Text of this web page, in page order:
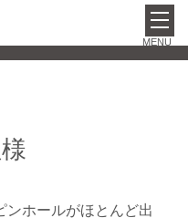
ンホールがほとんど出